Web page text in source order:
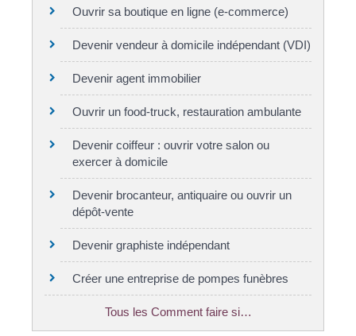
Ouvrir sa boutique en ligne (e-commerce)
Devenir vendeur à domicile indépendant (VDI)
Devenir agent immobilier
Ouvrir un food-truck, restauration ambulante
Devenir coiffeur : ouvrir votre salon ou
exercer à domicile
Devenir brocanteur, antiquaire ou ouvrir un
dépôt-vente
Devenir graphiste indépendant
Créer une entreprise de pompes funèbres
Tous les Comment faire si…